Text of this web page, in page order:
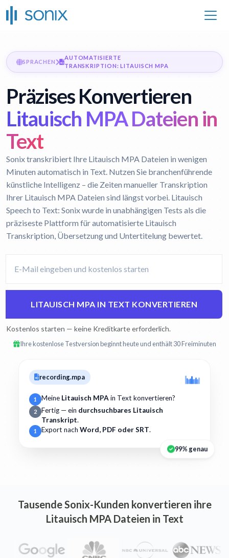
SPRACHEN
AUTOMATISIERTE
TRANSKRIPTION: LITAUISCH MPA
Präzises Konvertieren
Litauisch MPA Dateien in
Text
Sonix transkribiert Ihre Litauisch MPA Dateien in wenigen
Minuten automatisch in Text. Nutzen Sie branchenführende
künstliche Intelligenz – die Zeiten manueller Transkription
Ihrer Litauisch MPA Dateien sind längst vorbei. Litauisch
Speech to Text: Sonix wurde in unabhängigen Tests als die
präziseste Plattform für automatisierte Litauisch
Transkription, Übersetzung und Untertitelung bewertet.
LITAUISCH MPA IN TEXT KONVERTIEREN
Kostenlos starten — keine Kreditkarte erforderlich.
Ihre kostenlose Testversion beginnt heute und enthält 30 Freiminuten
recording.mpa
1 Meine Litauisch MPA in Text konvertieren?
2 Fertig — ein durchsuchbares Litauisch
Transkript.
1 Export nach Word, PDF oder SRT.
99% genau
Tausende Sonix-Kunden konvertieren ihre
Litauisch MPA Dateien in Text